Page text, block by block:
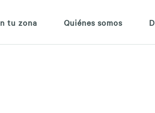
tu zona Quiénes somos